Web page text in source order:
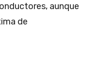
aunque
de